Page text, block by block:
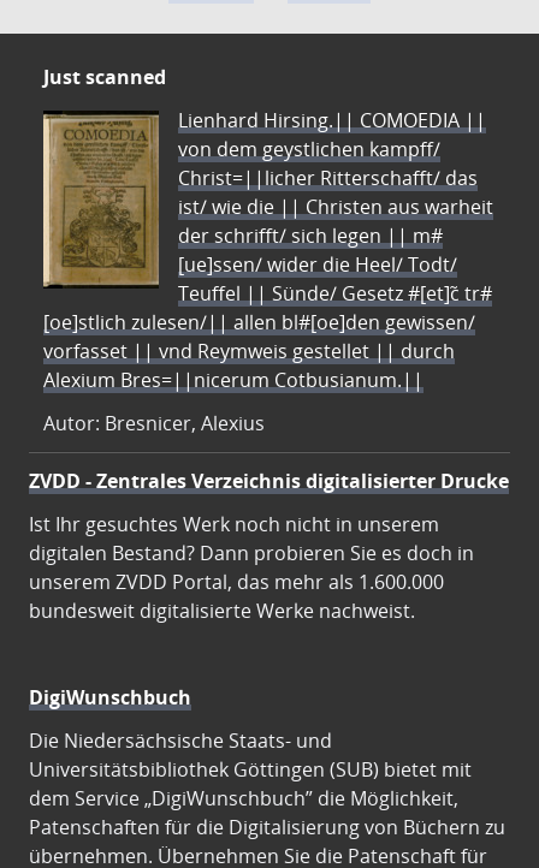
Just scanned
Lienhard Hirsing.|| COMOEDIA ||
von dem geystlichen kampff/
Christ=||licher Ritterschafft/ das
ist/ wie die || Christen aus warheit
der schrifft/ sich legen || m#
[ue]ssen/ wider die Heel/ Todt/
Teuffel || Sünde/ Gesetz #[et]c̃ tr#
[oe]stlich zulesen/|| allen bl#[oe]den gewissen/
vorfasset || vnd Reymweis gestellet || durch
Alexium Bres=||nicerum Cotbusianum.||
Autor: Bresnicer, Alexius
ZVDD - Zentrales Verzeichnis digitalisierter Drucke
Ist Ihr gesuchtes Werk noch nicht in unserem
digitalen Bestand? Dann probieren Sie es doch in
unserem ZVDD Portal, das mehr als 1.600.000
bundesweit digitalisierte Werke nachweist.
DigiWunschbuch
Die Niedersächsische Staats- und
Universitätsbibliothek Göttingen (SUB) bietet mit
dem Service „DigiWunschbuch” die Möglichkeit,
Patenschaften für die Digitalisierung von Büchern zu
übernehmen. Übernehmen Sie die Patenschaft für